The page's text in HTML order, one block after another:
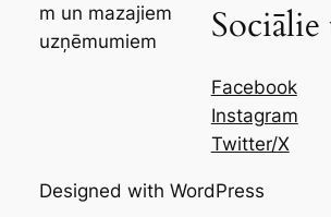
m un mazajiem
uzņēmumiem
Facebook
Instagram
Twitter/X
Designed with WordPress